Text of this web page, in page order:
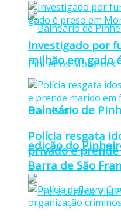
Balneário de
edição do
Investigado por
milhão em gado
Polícia resgata
privado e
Barra de São